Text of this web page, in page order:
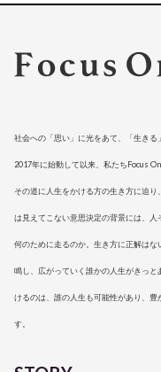
社会への「思い」に光をあて、「生きる
2017年に始動して以来、私たちFocus
その道に人生をかける方の生き方に迫
は見えてこない意思決定の背景には、人
何のために走るのか。生き方に正解は
鳴し、広がっていく誰かの人生がきっ
けるのは、誰の人生も可能性があり、
す。